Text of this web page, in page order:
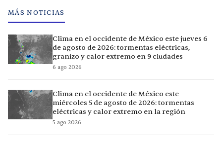
MÁS NOTICIAS
Clima en el occidente de México este jueves 6
de agosto de 2026: tormentas eléctricas,
granizo y calor extremo en 9 ciudades
6 ago 2026
Clima en el occidente de México este
miércoles 5 de agosto de 2026: tormentas
eléctricas y calor extremo en la región
5 ago 2026